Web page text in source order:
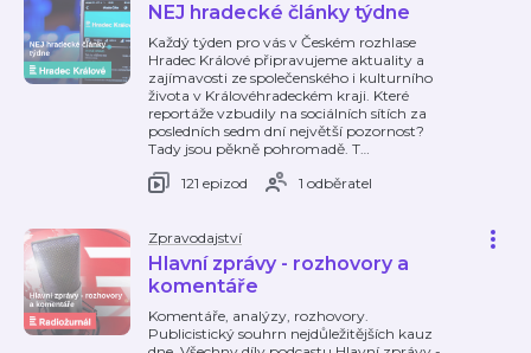
NEJ hradecké články týdne
Každý týden pro vás v Českém rozhlase
Hradec Králové připravujeme aktuality a
zajímavosti ze společenského i kulturního
života v Královéhradeckém kraji. Které
reportáže vzbudily na sociálních sítích za
posledních sedm dní největší pozornost?
Tady jsou pěkně pohromadě. T…
121 epizod
1 odběratel
Zpravodajství
Hlavní zprávy - rozhovory a
komentáře
Komentáře, analýzy, rozhovory.
Publicistický souhrn nejdůležitějších kauz